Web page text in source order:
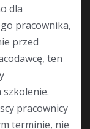
dla
pracownika,
przed
ten
pracownicy
terminie, nie